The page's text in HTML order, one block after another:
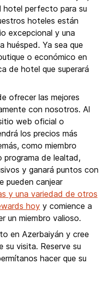
hotel perfecto para su
hoteles están
excepcional y una
huésped. Ya sea que
o económico en
de hotel que superará
ofrecer las mejores
con nosotros. Al
web oficial o
los precios más
como miembro
programa de lealtad,
y ganará puntos con
pueden canjear
y una variedad de otros
hoy y comience a
un miembro valioso.
en Azerbaiyán y cree
su visita. Reserve su
hacer que su